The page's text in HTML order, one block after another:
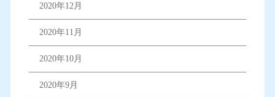
2020年12月
2020年11月
2020年10月
2020年9月